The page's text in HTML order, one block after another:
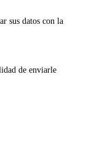
sus datos con la
de enviarle